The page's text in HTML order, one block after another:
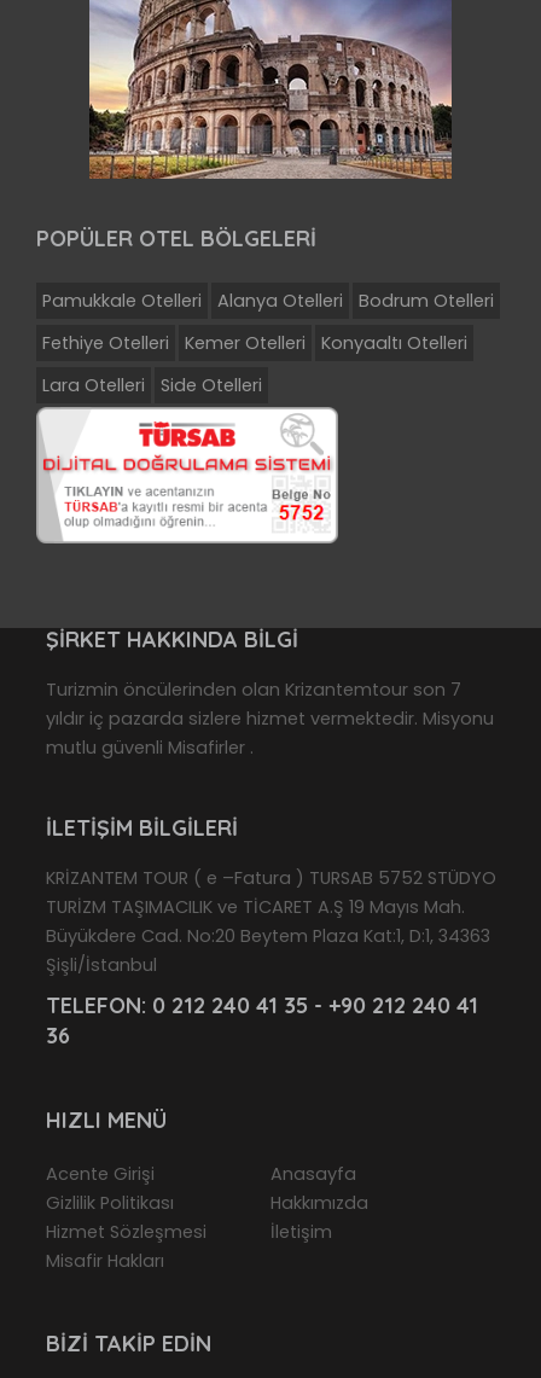
POPÜLER OTEL BÖLGELERİ
Pamukkale Otelleri Alanya Otelleri
Bodrum Otelleri
Fethiye Otelleri
Kemer Otelleri
Konyaaltı Otelleri
Lara Otelleri
Side Otelleri
ŞIRKET HAKKINDA BILGI
Turizmin öncülerinden olan Krizantemtour son 7
yıldır iç pazarda sizlere hizmet vermektedir. Misyonu
mutlu güvenli Misafirler .
İLETIŞIM BILGILERI
KRİZANTEM TOUR ( e –Fatura ) TURSAB 5752 STÜDYO
TURİZM TAŞIMACILIK ve TİCARET A.Ş 19 Mayıs Mah.
Büyükdere Cad. No:20 Beytem Plaza Kat:1, D:1, 34363
Şişli/İstanbul
TELEFON: 0 212 240 41 35 - +90 212 240 41
36
HIZLI MENÜ
Acente Girişi
Anasayfa
Gizlilik Politikası
Hakkımızda
Hizmet Sözleşmesi
İletişim
Misafir Hakları
BIZI TAKIP EDIN